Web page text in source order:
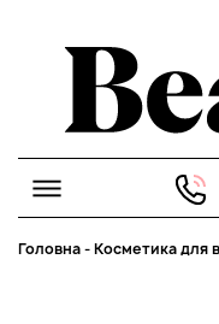
Головна-Косметика для